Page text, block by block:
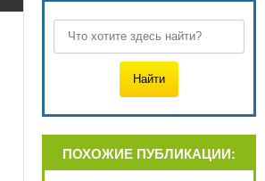
ПОХОЖИЕ ПУБЛИКАЦИИ: